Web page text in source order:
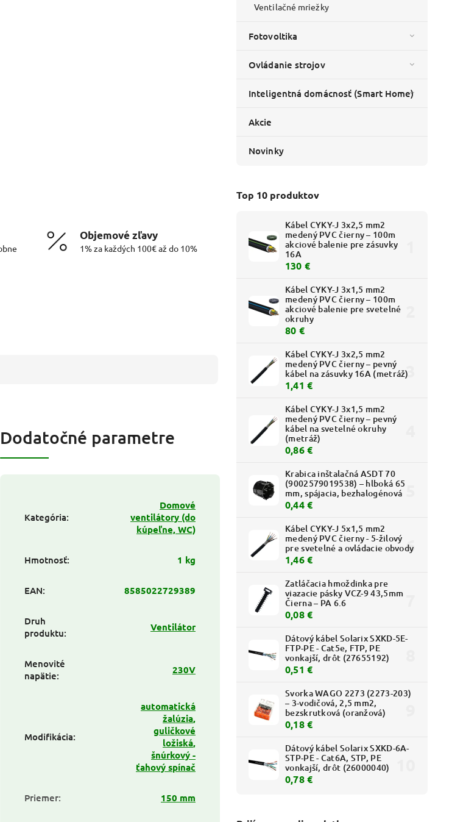
Ventilačné mriežky
Fotovoltika
Ovládanie strojov
Inteligentná domácnosť (Smart Home)
Akcie
Novinky
Top 10 produktov
Kábel CYKY-J 3x2,5 mm2
medený PVC čierny – 100m
akciové balenie pre zásuvky
16A
130 €
Kábel CYKY-J 3x1,5 mm2
medený PVC čierny – 100m
akciové balenie pre svetelné
okruhy
80 €
Kábel CYKY-J 3x2,5 mm2
medený PVC čierny – pevný
kábel na zásuvky 16A (metráž)
1,41 €
Kábel CYKY-J 3x1,5 mm2
medený PVC čierny – pevný
kábel na svetelné okruhy
(metráž)
0,86 €
Krabica inštalačná ASDT 70
(9002579019538) – hlboká 65
mm, spájacia, bezhalogénová
0,44 €
Kábel CYKY-J 5x1,5 mm2
medený PVC čierny - 5-žilový
pre svetelné a ovládacie obvody
1,46 €
Zatláčacia hmoždinka pre
viazacie pásky VCZ-9 43,5mm
Čierna – PA 6.6
0,08 €
Dátový kábel Solarix SXKD-5E-
FTP-PE - Cat5e, FTP, PE
vonkajší, drôt (27655192)
0,51 €
Svorka WAGO 2273 (2273-203)
– 3-vodičová, 2,5 mm2,
bezskrutková (oranžová)
0,18 €
Dátový kábel Solarix SXKD-6A-
STP-PE - Cat6A, STP, PE
vonkajší, drôt (26000040)
0,78 €
Objemové zľavy
1% za každých 100€ až do 10%
Dodatočné parametre
Kategória:
Domové
ventilátory (do
kúpeľne, WC)
Hmotnosť: 1 kg
EAN: 8585022729389
Druh
produktu: Ventilátor
Menovité
napätie: 230V
Modifikácia:
automatická
žalúzia,
guličkové
ložiská,
šnúrkový -
ťahový spínač
Priemer: 150 mm